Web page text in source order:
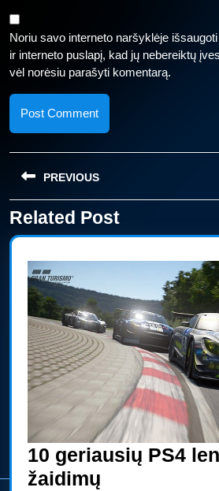
Noriu savo interneto naršyklėje
ir interneto puslapį, kad jų nebereiktų
vėl norėsiu parašyti komentarą.
Navigacija
tarp
įrašų
PREVIOUS
Previous
post:
post:
Related Post
10 geriausių PS4
žaidimų